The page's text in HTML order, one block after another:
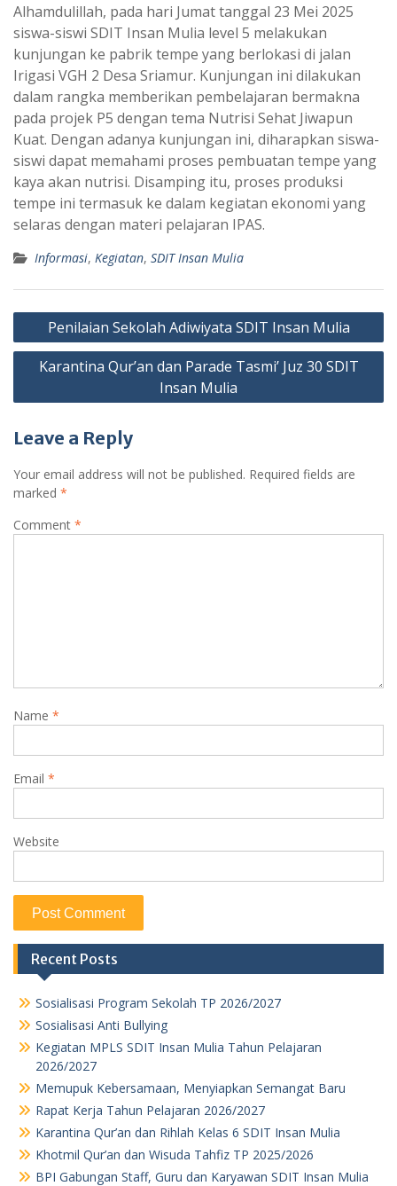
Alhamdulillah, pada hari Jumat tanggal 23 Mei 2025
siswa-siswi SDIT Insan Mulia level 5 melakukan
kunjungan ke pabrik tempe yang berlokasi di jalan
Irigasi VGH 2 Desa Sriamur. Kunjungan ini dilakukan
dalam rangka memberikan pembelajaran bermakna
pada projek P5 dengan tema Nutrisi Sehat Jiwapun
Kuat. Dengan adanya kunjungan ini, diharapkan siswa-
siswi dapat memahami proses pembuatan tempe yang
kaya akan nutrisi. Disamping itu, proses produksi
tempe ini termasuk ke dalam kegiatan ekonomi yang
selaras dengan materi pelajaran IPAS.
Informasi, Kegiatan, SDIT Insan Mulia
Post
navigation
Penilaian Sekolah Adiwiyata SDIT Insan Mulia
Karantina Qur’an dan Parade Tasmi’ Juz 30 SDIT
Insan Mulia
Leave a Reply
Your email address will not be published. Required fields are
marked *
Comment *
Name *
Email *
Website
Recent Posts
Sosialisasi Program Sekolah TP 2026/2027
Sosialisasi Anti Bullying
Kegiatan MPLS SDIT Insan Mulia Tahun Pelajaran
2026/2027
Memupuk Kebersamaan, Menyiapkan Semangat Baru
Rapat Kerja Tahun Pelajaran 2026/2027
Karantina Qur’an dan Rihlah Kelas 6 SDIT Insan Mulia
Khotmil Qur’an dan Wisuda Tahfiz TP 2025/2026
BPI Gabungan Staff, Guru dan Karyawan SDIT Insan Mulia